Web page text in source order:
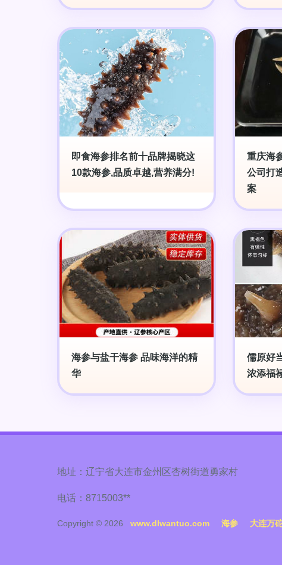
即食海参排名前十品牌揭晓这
10款海参,品质卓越,营养满分!
重庆海
公司打
案
海参与盐干海参 品味海洋的精
华
儒原好
浓添福
地址：辽宁省大连市金州区杏树街道勇家村
电话：8715003**
Copyright © 2026 www.dlwantuo.com 海参 大连万